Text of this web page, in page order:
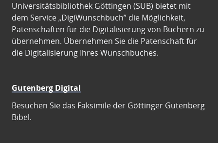
Universitätsbibliothek Göttingen (SUB) bietet mit
dem Service „DigiWunschbuch” die Möglichkeit,
Patenschaften für die Digitalisierung von Büchern zu
übernehmen. Übernehmen Sie die Patenschaft für
die Digitalisierung Ihres Wunschbuches.
Gutenberg Digital
Besuchen Sie das Faksimile der Göttinger Gutenberg
Bibel.